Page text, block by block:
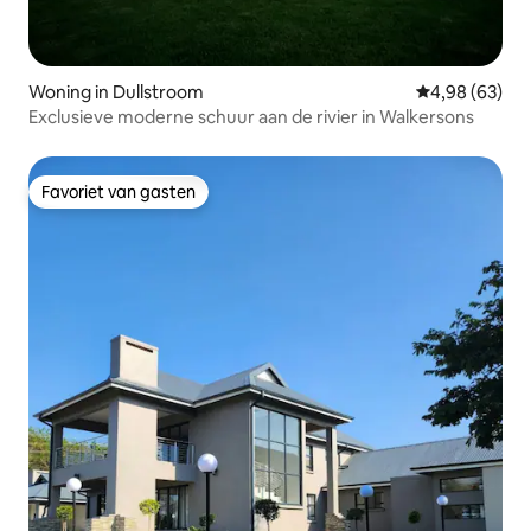
Woning in Dullstroom Gemiddelde
4,98 (63)
Exclusieve moderne schuur aan de rivier in Walkersons
Favoriet van gasten
Favoriet van gasten